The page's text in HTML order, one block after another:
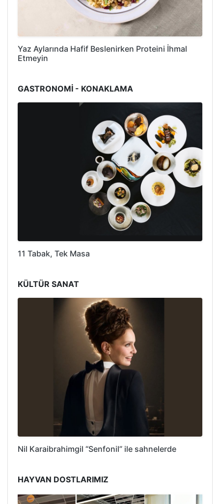
Yaz Aylarında Hafif Beslenirken Proteini İhmal
Etmeyin
GASTRONOMİ - KONAKLAMA
11 Tabak, Tek Masa
KÜLTÜR SANAT
Nil Karaibrahimgil “Senfonil” ile sahnelerde
HAYVAN DOSTLARIMIZ